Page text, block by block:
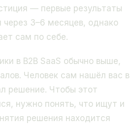
— первые результаты
3–6 месяцев, однако
сам по себе.
в B2B SaaS обычно выше,
Человек сам нашёл вас в
решение. Чтобы этот
нужно понять, что ищут и
решения находится